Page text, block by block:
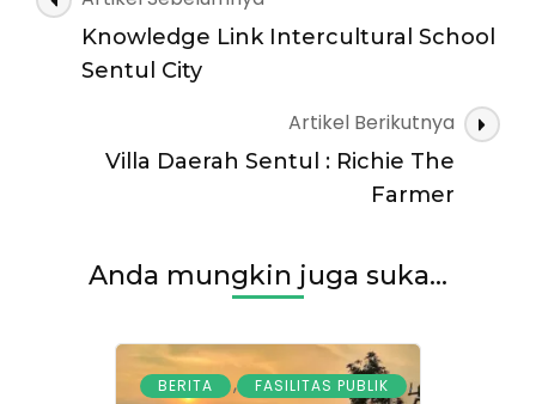
Hari
Sentul
Artikel
Knowledge Link Intercultural School
Sentul City
Artikel Berikutnya
Villa Daerah Sentul : Richie The
Farmer
Anda mungkin juga suka...
BERITA , FASILITAS PUBLIK ,